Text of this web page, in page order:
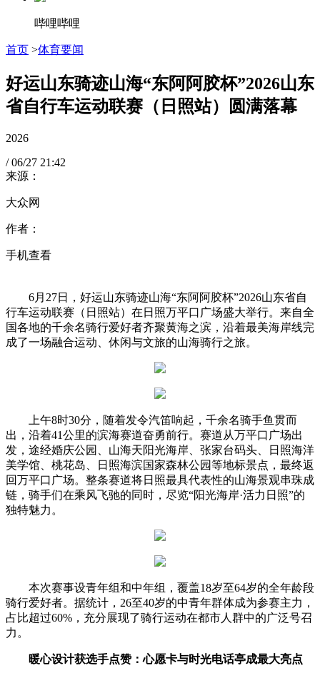
哔哩哔哩
首页 >体育要闻
好运山东骑迹山海“东阿阿胶杯”2026山东
省自行车运动联赛（日照站）圆满落幕
2026
/ 06/27 21:42
来源：
大众网
作者：
手机查看
6月27日，好运山东骑迹山海“东阿阿胶杯”2026山东省自
行车运动联赛（日照站）在日照万平口广场盛大举行。来自全
国各地的千余名骑行爱好者齐聚黄海之滨，沿着最美海岸线完
成了一场融合运动、休闲与文旅的山海骑行之旅。
上午8时30分，随着发令汽笛响起，千余名骑手鱼贯而
出，沿着41公里的滨海赛道奋勇前行。赛道从万平口广场出
发，途经婚庆公园、山海天阳光海岸、张家台码头、日照海洋
美学馆、桃花岛、日照海滨国家森林公园等地标景点，最终返
回万平口广场。整条赛道将日照最具代表性的山海景观串珠成
链，骑手们在乘风飞驰的同时，尽览“阳光海岸·活力日照”的
独特魅力。
本次赛事设青年组和中年组，覆盖18岁至64岁的全年龄段
骑行爱好者。据统计，26至40岁的中青年群体成为参赛主力，
占比超过60%，充分展现了骑行运动在都市人群中的广泛号召
力。
暖心设计获选手点赞：心愿卡与时光电话亭成最大亮点